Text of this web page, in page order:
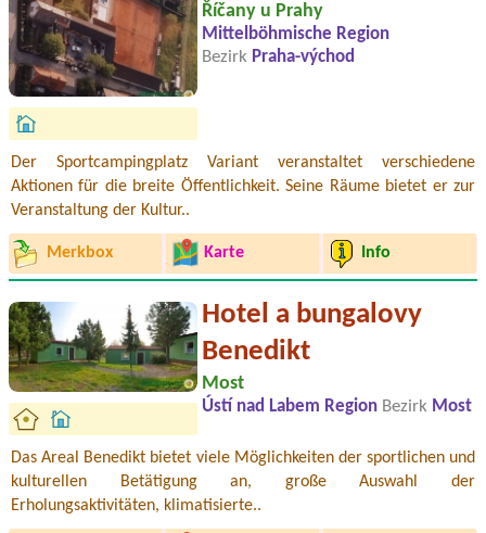
Říčany u Prahy
Mittelböhmische Region
Bezirk Praha-východ
Der Sportcampingplatz Variant veranstaltet verschiedene
Aktionen für die breite Öffentlichkeit. Seine Räume bietet er zur
Veranstaltung der Kultur..
Merkbox Karte Info
Hotel a bungalovy
Benedikt
Most
Ústí nad Labem Region Bezirk Most
Das Areal Benedikt bietet viele Möglichkeiten der sportlichen und
kulturellen Betätigung an, große Auswahl der
Erholungsaktivitäten, klimatisierte..